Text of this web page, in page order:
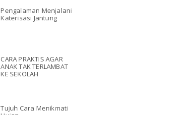
Pengalaman Menjalani
Katerisasi Jantung
CARA PRAKTIS AGAR
ANAK TAK TERLAMBAT
KE SEKOLAH
Tujuh Cara Menikmati